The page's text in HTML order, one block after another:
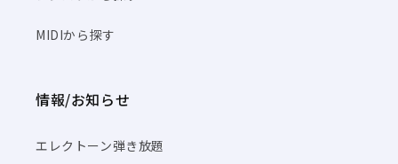
MIDIから探す
情報/お知らせ
エレクトーン弾き放題